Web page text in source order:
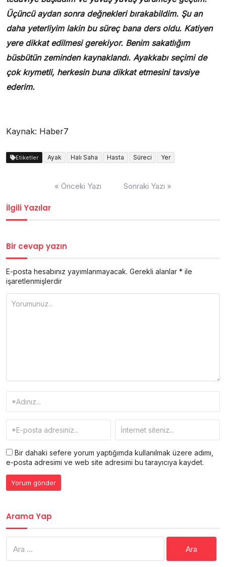
Üçüncü aydan sonra değnekleri bırakabildim. Şu an
daha yeterliyim lakin bu süreç bana ders oldu. Katiyen
yere dikkat edilmesi gerekiyor. Benim sakatlığım
büsbütün zeminden kaynaklandı. Ayakkabı seçimi de
çok kıymetli, herkesin buna dikkat etmesini tavsiye
ederim.
Kaynak: Haber7
Etiketler Ayak Halı Saha Hasta Süreci Yer
« Önceki Yazı Sonraki Yazı »
İlgili Yazılar
Bir cevap yazın
E-posta hesabınız yayımlanmayacak. Gerekli alanlar * ile
işaretlenmişlerdir
Bir dahaki sefere yorum yaptığımda kullanılmak üzere adımı,
e-posta adresimi ve web site adresimi bu tarayıcıya kaydet.
Arama Yap